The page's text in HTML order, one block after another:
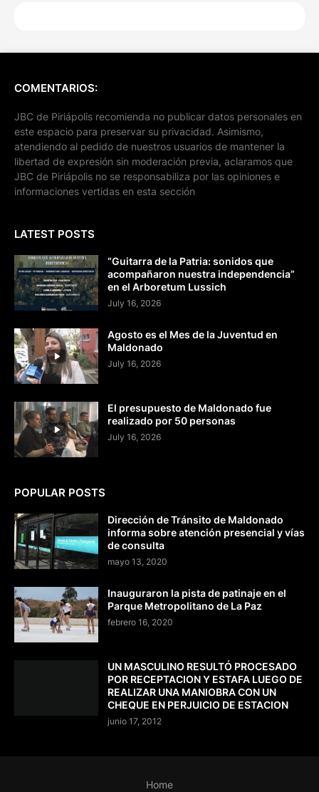
COMENTARIOS:
JBC de Piriápolis recomienda no publicar datos personales en
este espacio para preservar su privacidad. Asimismo,
atendiendo al pedido de nuestros usuarios de mantener la
libertad de expresión sin moderación previa, aclaramos que
JBC de Piriápolis no se responsabiliza por las opiniones e
informaciones vertidas en esta sección
LATEST POSTS
“Guitarra de la Patria: sonidos que
acompañaron nuestra independencia”
en el Arboretum Lussich
July 16, 2026
Agosto es el Mes de la Juventud en
Maldonado
July 16, 2026
El presupuesto de Maldonado fue
realizado por 50 personas
July 16, 2026
POPULAR POSTS
Dirección de Tránsito de Maldonado
informa sobre atención presencial y vías
de consulta
mayo 13, 2020
Inauguraron la pista de patinaje en el
Parque Metropolitano de La Paz
febrero 16, 2020
UN MASCULINO RESULTÓ PROCESADO
POR RECEPTACION Y ESTAFA LUEGO DE
REALIZAR UNA MANIOBRA CON UN
CHEQUE EN PERJUICIO DE ESTACION
junio 17, 2012
Home